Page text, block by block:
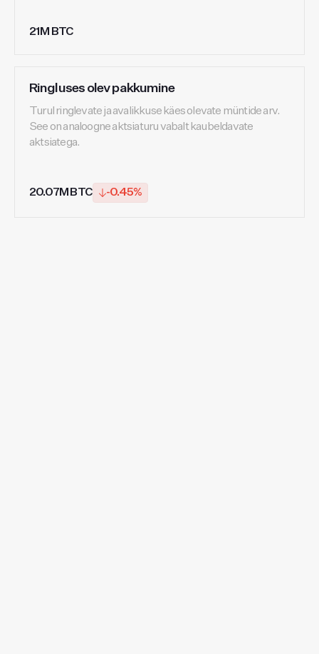
21M BTC
Ringluses olev pakkumine
Turul ringlevate ja avalikkuse käes olevate müntide arv.
See on analoogne aktsiaturu vabalt kaubeldavate
aktsiatega.
20.07M BTC -0.45%